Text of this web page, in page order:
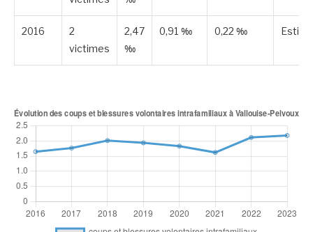
2016
2
victimes
2,47
‰
0,91 ‰ 0,22 ‰